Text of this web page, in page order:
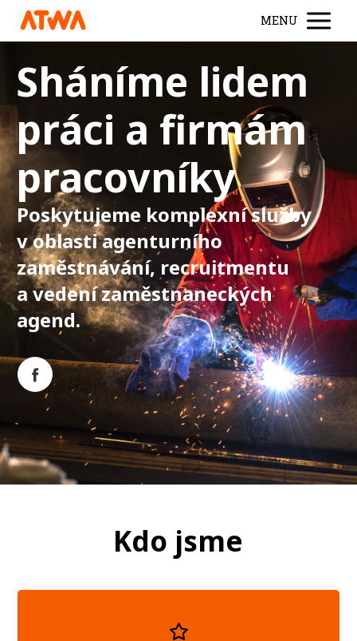
MENU
Sháníme lidem
práci a firmám
pracovníky
Poskytujeme komplexní služby
v oblasti agenturního
zaměstnávání, recruitmentu
a vedení zaměstnaneckých
agend.
Kdo jsme